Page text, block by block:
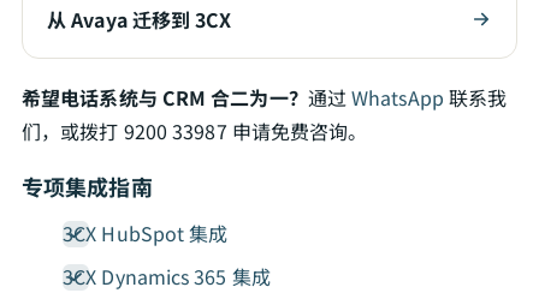
从 Avaya 迁移到 3CX
希望电话系统与 CRM 合二为一？ 通过WhatsApp 联系我
们，或拨打 9200 33987 申请免费咨询。
专项集成指南
3CX HubSpot 集成
3CX Dynamics 365 集成